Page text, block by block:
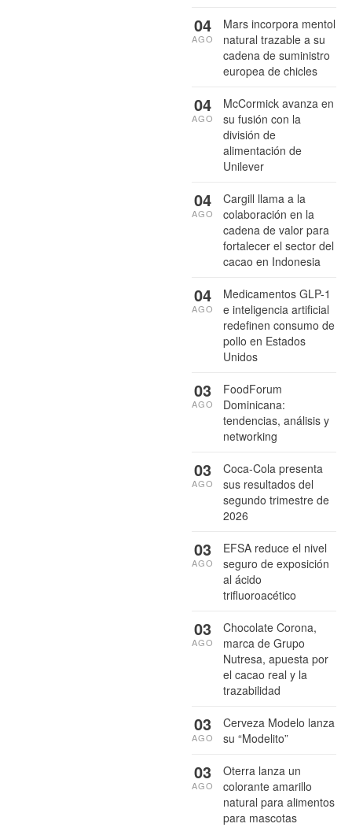
Mars incorpora mentol
natural trazable a su
cadena de suministro
europea de chicles
04
AGO
McCormick avanza en
su fusión con la
división de
alimentación de
Unilever
04
AGO
Cargill llama a la
colaboración en la
cadena de valor para
fortalecer el sector del
cacao en Indonesia
04
AGO
Medicamentos GLP-1
e inteligencia artificial
redefinen consumo de
pollo en Estados
Unidos
04
AGO
FoodForum
Dominicana:
tendencias, análisis y
networking
03
AGO
Coca-Cola presenta
sus resultados del
segundo trimestre de
2026
03
AGO
EFSA reduce el nivel
seguro de exposición
al ácido
trifluoroacético
03
AGO
Chocolate Corona,
marca de Grupo
Nutresa, apuesta por
el cacao real y la
trazabilidad
03
AGO
Cerveza Modelo lanza
su “Modelito”
03
AGO
Oterra lanza un
colorante amarillo
natural para alimentos
para mascotas
03
AGO